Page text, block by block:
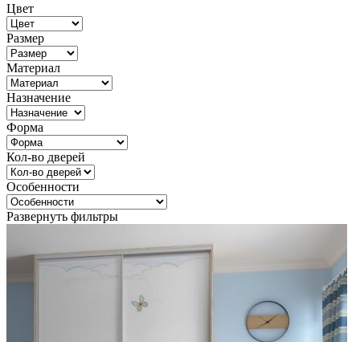
Цвет
Размер
Материал
Назначение
Форма
Кол-во дверей
Особенности
Развернуть фильтры